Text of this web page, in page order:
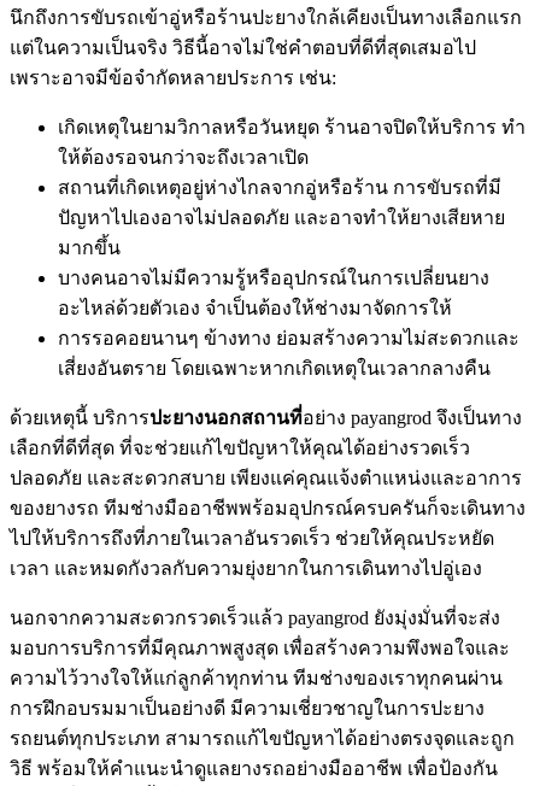
นึกถึงการขับรถเข้าอู่หรือร้านปะยางใกล้เคียงเป็นทางเลือกแรก
แต่ในความเป็นจริง วิธีนี้อาจไม่ใช่คําตอบที่ดีที่สุดเสมอไป
เพราะอาจมีข้อจํากัดหลายประการ เช่น:
เกิดเหตุในยามวิกาลหรือวันหยุด ร้านอาจปิดให้บริการ ทํา
ให้ต้องรอจนกว่าจะถึงเวลาเปิด
สถานที่เกิดเหตุอยู่ห่างไกลจากอู่หรือร้าน การขับรถที่มี
ปัญหาไปเองอาจไม่ปลอดภัย และอาจทําให้ยางเสียหาย
มากขึ้น
บางคนอาจไม่มีความรู้หรืออุปกรณ์ในการเปลี่ยนยาง
อะไหล่ด้วยตัวเอง จําเป็นต้องให้ช่างมาจัดการให้
การรอคอยนานๆ ข้างทาง ย่อมสร้างความไม่สะดวกและ
เสี่ยงอันตราย โดยเฉพาะหากเกิดเหตุในเวลากลางคืน
ด้วยเหตุนี้ บริการปะยางนอกสถานที่อย่าง payangrod จึงเป็นทาง
เลือกที่ดีที่สุด ที่จะช่วยแก้ไขปัญหาให้คุณได้อย่างรวดเร็ว
ปลอดภัย และสะดวกสบาย เพียงแค่คุณแจ้งตําแหน่งและอาการ
ของยางรถ ทีมช่างมืออาชีพพร้อมอุปกรณ์ครบครันก็จะเดินทาง
ไปให้บริการถึงที่ภายในเวลาอันรวดเร็ว ช่วยให้คุณประหยัด
เวลา และหมดกังวลกับความยุ่งยากในการเดินทางไปอู่เอง
นอกจากความสะดวกรวดเร็วแล้ว payangrod ยังมุ่งมั่นที่จะส่ง
มอบการบริการที่มีคุณภาพสูงสุด เพื่อสร้างความพึงพอใจและ
ความไว้วางใจให้แก่ลูกค้าทุกท่าน ทีมช่างของเราทุกคนผ่าน
การฝึกอบรมมาเป็นอย่างดี มีความเชี่ยวชาญในการปะยาง
รถยนต์ทุกประเภท สามารถแก้ไขปัญหาได้อย่างตรงจุดและถูก
วิธี พร้อมให้คําแนะนําดูแลยางรถอย่างมืออาชีพ เพื่อป้องกัน